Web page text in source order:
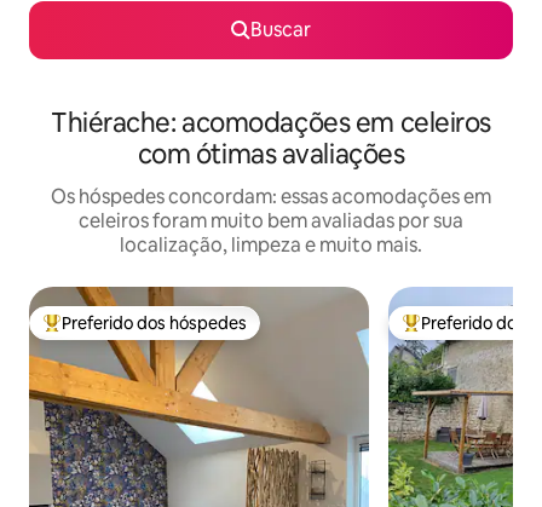
Buscar
Thiérache: acomodações em celeiros
com ótimas avaliações
Os hóspedes concordam: essas acomodações em
celeiros foram muito bem avaliadas por sua
localização, limpeza e muito mais.
Entre os melhores preferidos dos hóspedes
Preferido dos hóspedes Entre os
Preferido dos